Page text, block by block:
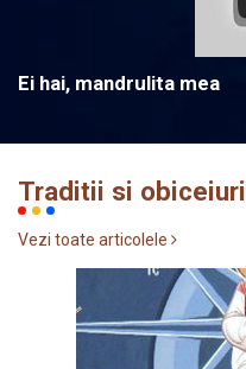
Ei hai, mandrulita mea
Traditii si obiceiuri
Vezi toate articolele